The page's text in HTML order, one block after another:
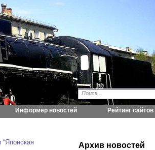
Информер новостей Рейтинг сайтов
Архив новостей